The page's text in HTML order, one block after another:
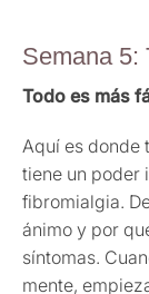
Semana 5:
Todo es más
Aquí es donde
tiene un poder
fibromialgia.
ánimo y por
síntomas.
mente,